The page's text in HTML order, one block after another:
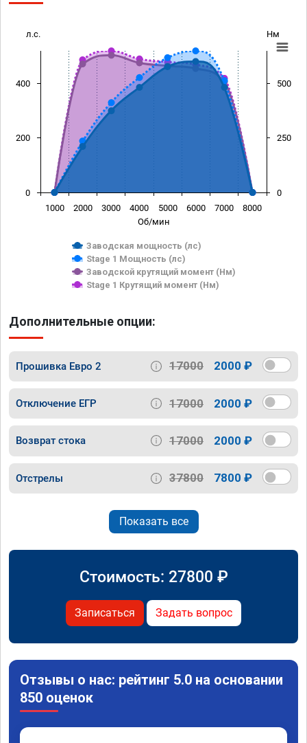
Об/мин
л.с. Нм
Заводская мощность (лс)
Stage 1 Мощность (лс)
Заводской крутящий момент (Нм)
Stage 1 Крутящий момент (Нм)
1000 2000 3000 4000 5000 6000 7000 8000
0
200
400
0
250
500
Дополнительные опции:
Прошивка Евро 2 17000 2000 ₽
Отключение ЕГР 17000 2000 ₽
Возврат стока 17000 2000 ₽
Отстрелы 37800 7800 ₽
Показать все
Стоимость: 27800 ₽
Записаться Задать вопрос
Отзывы о нас: рейтинг 5.0 на основании
850 оценок